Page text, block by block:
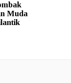
Muda